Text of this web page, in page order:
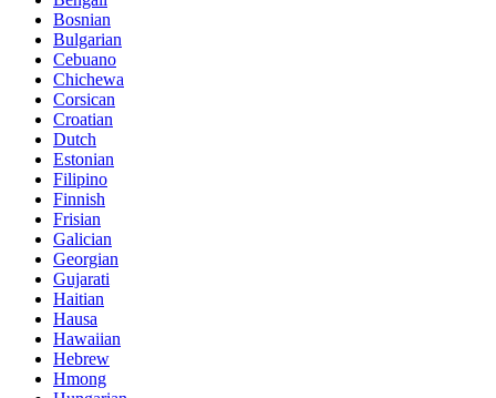
Bosnian
Bulgarian
Cebuano
Chichewa
Corsican
Croatian
Dutch
Estonian
Filipino
Finnish
Frisian
Galician
Georgian
Gujarati
Haitian
Hausa
Hawaiian
Hebrew
Hmong